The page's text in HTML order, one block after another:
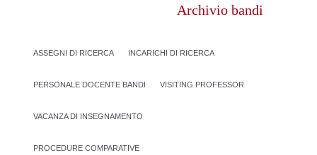
Archivio bandi
ASSEGNI DI RICERCA INCARICHI DI RICERCA
PERSONALE DOCENTE BANDI VISITING PROFESSOR
VACANZA DI INSEGNAMENTO
PROCEDURE COMPARATIVE